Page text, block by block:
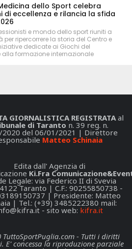
dello Sport celebra
di eccellenza e rilancia la sfida
e mondo dello sport riuniti a
per ripercorrere la storia del Centro e
dedicate ai Giochi del
alla formazione internazionale
GIORNALISTICA REGISTRATAal
di Taranto n. 39 reg. n.
2020 del 06/01/2021 | Direttore
Matteo Schinaia
Edita dall' Agenzia di
Ki.Fra
Legale: via Federico II di Svevia
Taranto | C.F.: 90255850738 -
| Presidente: Matteo
| Tel.: (+39) 3485222380 mail:
- sito web: kifra.it
TuttoSportPuglia.com - Tutti i diritti
E' concessa la riproduzione parziale